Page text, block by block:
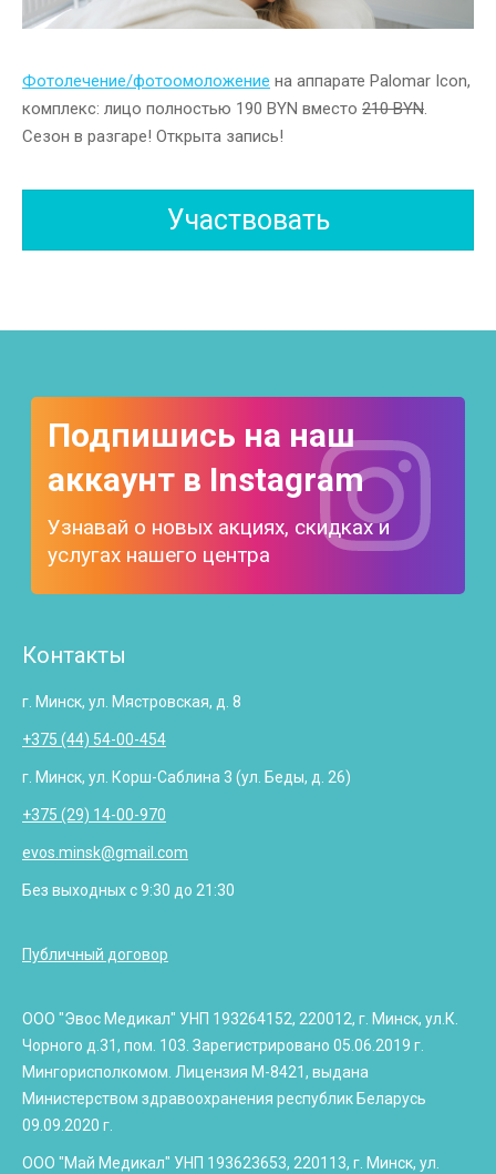
Фотолечение/фотоомоложение на аппарате Palomar Icon,
комплекс: лицо полностью 190 BYN вместо 210 BYN.
Сезон в разгаре! Открыта запись!
Участвовать
Подпишись на наш
аккаунт в Instagram
Узнавай о новых акциях, скидках и
услугах нашего центра
Контакты
г. Минск, ул. Мястровская, д. 8
+375 (44) 54-00-454
г. Минск, ул. Корш-Саблина 3 (ул. Беды, д. 26)
+375 (29) 14-00-970
evos.minsk@gmail.com
Без выходных с 9:30 до 21:30
Публичный договор
ООО "Эвос Медикал" УНП 193264152, 220012, г. Минск, ул.К.
Чорного д.31, пом. 103. Зарегистрировано 05.06.2019 г.
Мингорисполкомом. Лицензия М-8421, выдана
Министерством здравоохранения республик Беларусь
09.09.2020 г.
ООО "Май Медикал" УНП 193623653, 220113, г. Минск, ул.